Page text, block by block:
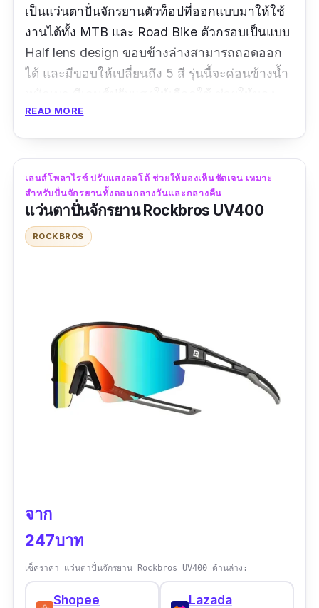
เป็นแว่นตาปั่นจักรยานตัวท็อปที่ออกแบบมาให้ใช้
งานได้ทั้ง MTB และ Road Bike ตัวกรอบเป็นแบบ
Half lens design ขอบข้างล่างสามารถถอดออก
ได้ และมีขอบให้เปลี่ยนถึง 5 สี รุ่นนี้จะค่อนข้างน้ำ
หนักเบา มีเลนส์ปรับแสงให้เลือกใช้ ช่วยให้มอง
เห็นสิ่งกีดขวางได้ชัดเจนขึ้น ตัวเลนส์จะมีการ
เคลือบสาร กันแสงสะท้อน กันรอยขีดข่วน และมี
การเคลือบผิวแบบขั้นสูงสุดเพื่อให้น้ำและฝุ่นเกาะ
เลนส์ได้น้อยที่สุด ราคาไม่แพงมากด้วย เป็นแว่นตา
ปั่นจักรยานที่คุ้มค่ามาก ๆ อีกรุ่นหนึ่งเลย
รีวิวจากผู้ใช้จริง:
READ MORE
เลนส์โพลาไรซ์ ปรับแสงออโต้ ช่วยให้มองเห็นชัดเจน เหมาะ
สำหรับปั่นจักรยานทั้งตอนกลางวันและกลางคืน
แว่นตาปั่นจักรยาน Rockbros UV400
ROCKBROS
จาก
247บาท
เช็คราคา แว่นตาปั่นจักรยาน Rockbros UV400 ด้านล่าง:
Shopee
Lazada